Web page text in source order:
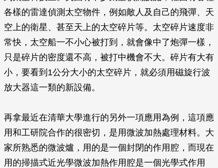
各樣的雷達偵測太空物件，例如敵人及自己的飛彈、天
空上的衛星、甚至天上的太空碎片等。太空碎片速度非
常快，太空船一不小心被打到，就會像中了炮彈一樣，
只是碎片的密度還不高，被打中機會不大。碎片有大有
小，要看到1公分大小的太空碎片，就必須用磁旋行波
放大器這一類的新設備。
再拿最近在清華大學進行的另外一項應用為例，這項應
用和工研院合作的很密切，是用微波加熱處理材料。大
家所熟悉的微波爐，用的是一個封閉的作用腔，而現在
用的掃描式近光學微波加熱作用腔是一個光學式作用